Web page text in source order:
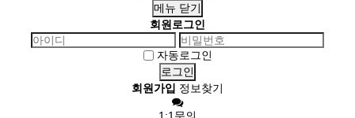
메뉴 닫기
회원로그인
자동로그인
회원가입 정보찾기